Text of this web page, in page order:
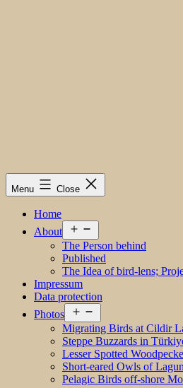
Menu Close
Home
About
menu
The Person behind
Published
The Idea of bird-lens;
Impressum
Data protection
Photos
menu
Migrating Birds at Cildir
Steppe Buzzards in
Lesser Spotted
Short-eared Owls of
Pelagic Birds off-shore